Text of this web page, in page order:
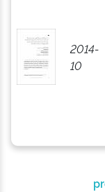
2014-
10